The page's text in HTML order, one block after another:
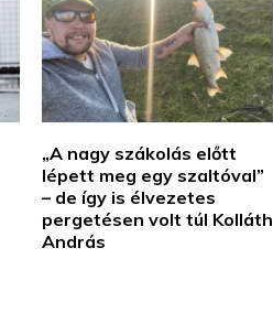
„A nagy szákolás előtt
lépett meg egy szaltóval”
– de így is élvezetes
pergetésen volt túl Kolláth
András